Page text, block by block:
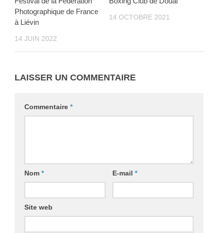
Photographique de France
à Liévin
14 JUIN 2022
14 OCTOBRE 2021
LAISSER UN COMMENTAIRE
Commentaire *
Nom * E-mail *
Site web